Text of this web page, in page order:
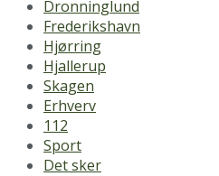
Dronninglund
Frederikshavn
Hjørring
Hjallerup
Skagen
Erhverv
112
Sport
Det sker